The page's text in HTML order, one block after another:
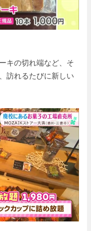
キの切れ端など、そ
訪れるたびに新しい